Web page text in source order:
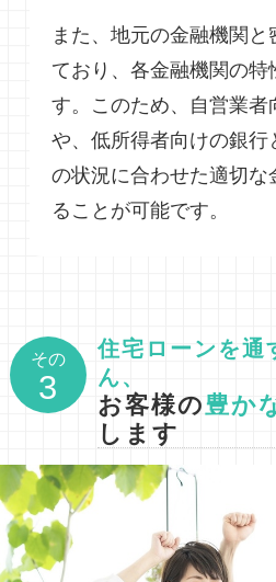
また、地元の金融機関
ており、各金融機関の特
す。このため、自営業者
や、低所得者向けの銀行
の状況に合わせた適切な
ることが可能です。
その
3
住宅ローンを通
ん、
お客様の豊か
します